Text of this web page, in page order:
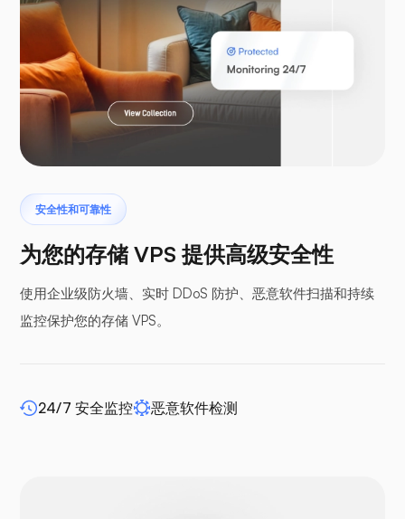
Laravel
安全性和可靠性
为您的存储 VPS 提供高级安全性
使用企业级防火墙、实时 DDoS 防护、恶意软件扫描和持续
监控保护您的存储 VPS。
24/7 安全监控 恶意软件检测